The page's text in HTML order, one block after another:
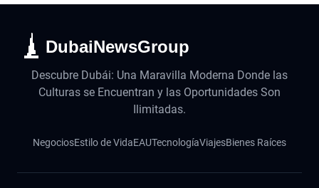
DubaiNewsGroup
Descubre Dubái: Una Maravilla Moderna Donde las
Culturas se Encuentran y las Oportunidades Son
Ilimitadas.
NegociosEstilo de VidaEAUTecnologíaViajesBienes Raíces